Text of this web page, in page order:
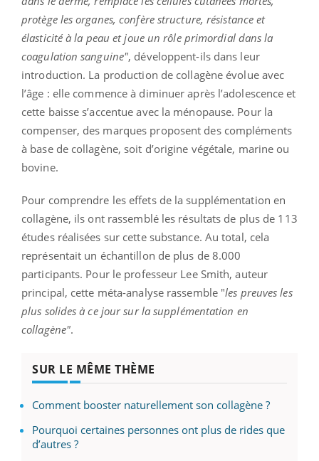
protège les organes, confère structure, résistance et
élasticité à la peau et joue un rôle primordial dans la
coagulation sanguine", développent-ils dans leur
introduction. La production de collagène évolue avec
l’âge : elle commence à diminuer après l’adolescence et
cette baisse s’accentue avec la ménopause. Pour la
compenser, des marques proposent des compléments
à base de collagène, soit d’origine végétale, marine ou
bovine.
Pour comprendre les effets de la supplémentation en
collagène, ils ont rassemblé les résultats de plus de 113
études réalisées sur cette substance. Au total, cela
représentait un échantillon de plus de 8.000
participants. Pour le professeur Lee Smith, auteur
principal, cette méta-analyse rassemble "les preuves les
plus solides à ce jour sur la supplémentation en
collagène".
SUR LE MÊME THÈME
Comment booster naturellement son collagène ?
Pourquoi certaines personnes ont plus de rides que
d’autres ?